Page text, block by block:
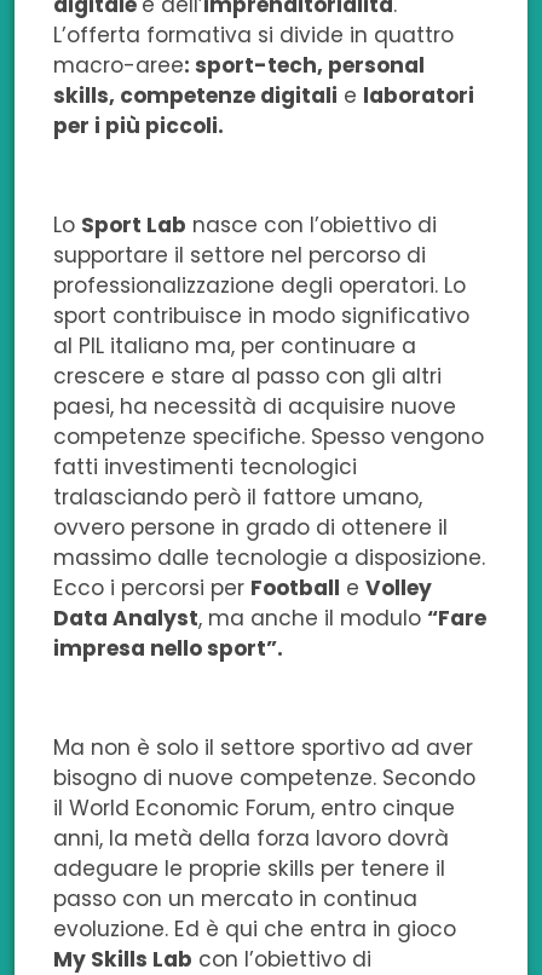
L’offerta formativa si divide in quattro
macro-aree: sport-tech, personal
skills, competenze digitali e laboratori
per i più piccoli.
Lo Sport Lab nasce con l’obiettivo di
supportare il settore nel percorso di
professionalizzazione degli operatori. Lo
sport contribuisce in modo significativo
al PIL italiano ma, per continuare a
crescere e stare al passo con gli altri
paesi, ha necessità di acquisire nuove
competenze specifiche. Spesso vengono
fatti investimenti tecnologici
tralasciando però il fattore umano,
ovvero persone in grado di ottenere il
massimo dalle tecnologie a disposizione.
Ecco i percorsi per Football e Volley
Data Analyst, ma anche il modulo “Fare
impresa nello sport”.
Ma non è solo il settore sportivo ad aver
bisogno di nuove competenze. Secondo
il World Economic Forum, entro cinque
anni, la metà della forza lavoro dovrà
adeguare le proprie skills per tenere il
passo con un mercato in continua
evoluzione. Ed è qui che entra in gioco
My Skills Lab con l’obiettivo di